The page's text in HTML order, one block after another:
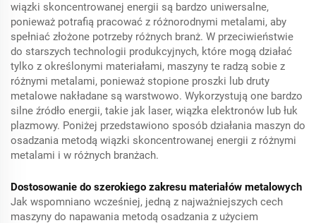
wiązki skoncentrowanej energii są bardzo uniwersalne,
ponieważ potrafią pracować z różnorodnymi metalami, aby
spełniać złożone potrzeby różnych branż. W przeciwieństwie
do starszych technologii produkcyjnych, które mogą działać
tylko z określonymi materiałami, maszyny te radzą sobie z
różnymi metalami, ponieważ stopione proszki lub druty
metalowe nakładane są warstwowo. Wykorzystują one bardzo
silne źródło energii, takie jak laser, wiązka elektronów lub łuk
plazmowy. Poniżej przedstawiono sposób działania maszyn do
osadzania metodą wiązki skoncentrowanej energii z różnymi
metalami i w różnych branżach.
Dostosowanie do szerokiego zakresu materiałów metalowych
Jak wspomniano wcześniej, jedną z najważniejszych cech
maszyny do napawania metodą osadzania z użyciem